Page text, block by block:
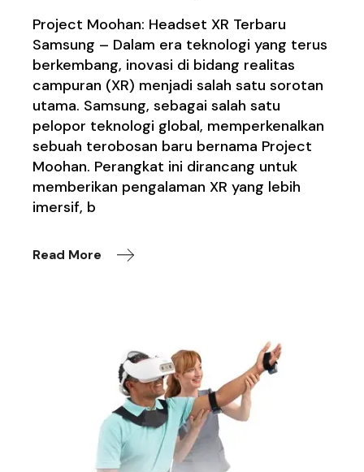
Project Moohan: Headset XR Terbaru
Samsung – Dalam era teknologi yang terus
berkembang, inovasi di bidang realitas
campuran (XR) menjadi salah satu sorotan
utama. Samsung, sebagai salah satu
pelopor teknologi global, memperkenalkan
sebuah terobosan baru bernama Project
Moohan. Perangkat ini dirancang untuk
memberikan pengalaman XR yang lebih
imersif, b
Read More